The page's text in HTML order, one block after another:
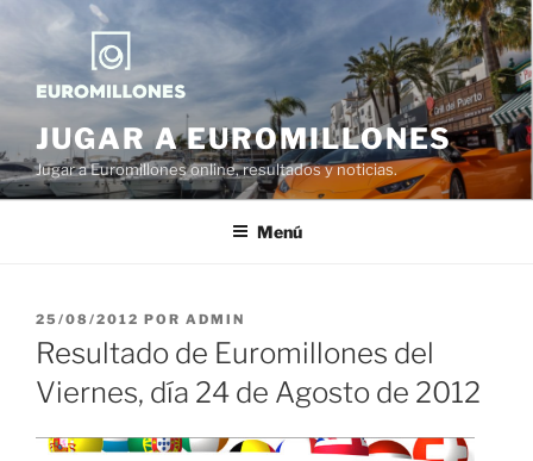
contenido
JUGAR A EUROMILLONES
Jugar a Euromillones online, resultados y noticias.
Menú
PUBLICADO
EL
25/08/2012 POR ADMIN
Resultado de Euromillones del
Viernes, día 24 de Agosto de 2012